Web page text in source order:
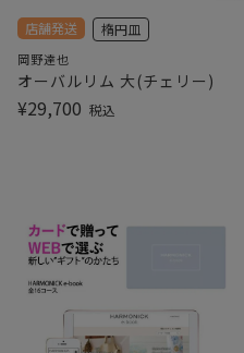
店舗発送 楕円皿
岡野達也
オーバルリム 大(チェリー)
¥29,700 税込